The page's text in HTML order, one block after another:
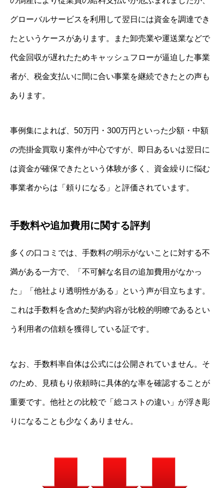
グローバルサービスを利用して翌日には資金を調達でき
たというケースがあります。また卸売業や運送業などで
代金回収が遅れたためキャッシュフローが逼迫した事業
者が、税金支払いに間に合い事業を継続できたとの声も
あります。
事例集によれば、50万円・300万円といった少額・中額
の売掛金買取り案件が中心ですが、即日あるいは翌日に
は資金が確保できたという体験が多く、資金繰りに悩む
事業者からは「頼りになる」と評価されています。
手数料や追加費用に関する評判
多くの口コミでは、手数料の明示がないことに対する不
満がある一方で、「不可解な名目の追加費用がなかっ
た」「他社より透明性がある」という声が目立ちます。
これは手数料を含めた契約内容が比較的明瞭であるとい
う利用者の信頼を獲得している証です。
なお、手数料率自体は公式には公開されていません。そ
のため、見積もり依頼時に具体的な率を確認することが
重要です。他社との比較で「総コストの違い」が浮き彫
りになることも少なくありません。